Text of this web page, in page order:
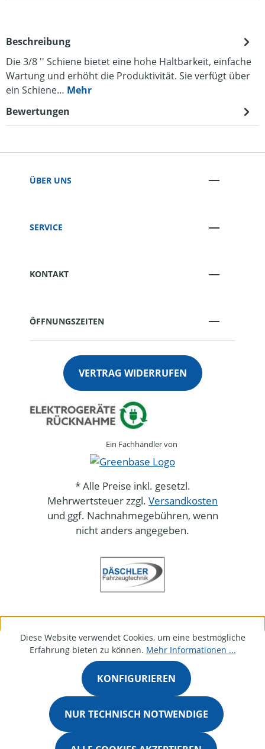
Beschreibung
Die 3/8 '' Schiene bietet eine hohe Haltbarkeit, einfache
Wartung und erhöht die Produktivität. Sie verfügt über
ein Schiene… Mehr
Bewertungen
ÜBER UNS
SERVICE
KONTAKT
ÖFFNUNGSZEITEN
VERTRAG WIDERRUFEN
Ein Fachhändler von
* Alle Preise inkl. gesetzl.
Mehrwertsteuer zzgl. Versandkosten
und ggf. Nachnahmegebühren, wenn
nicht anders angegeben.
Diese Website verwendet Cookies, um eine bestmögliche
Erfahrung bieten zu können. Mehr Informationen ...
NUR TECHNISCH NOTWENDIGE
KONFIGURIEREN